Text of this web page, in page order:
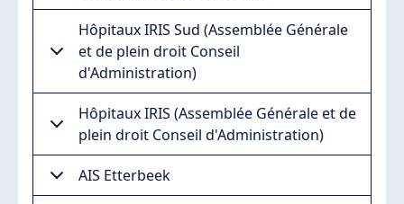
Hôpitaux IRIS Sud (Assemblée Générale
et de plein droit Conseil
d'Administration)
Hôpitaux IRIS (Assemblée Générale et de
plein droit Conseil d'Administration)
AIS Etterbeek